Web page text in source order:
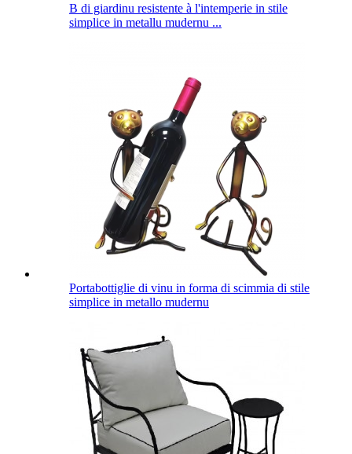
B di giardinu resistente à l'intemperie in stile
simplice in metallu mudernu ...
Portabottiglie di vinu in forma di scimmia di stile
simplice in metallo mudernu